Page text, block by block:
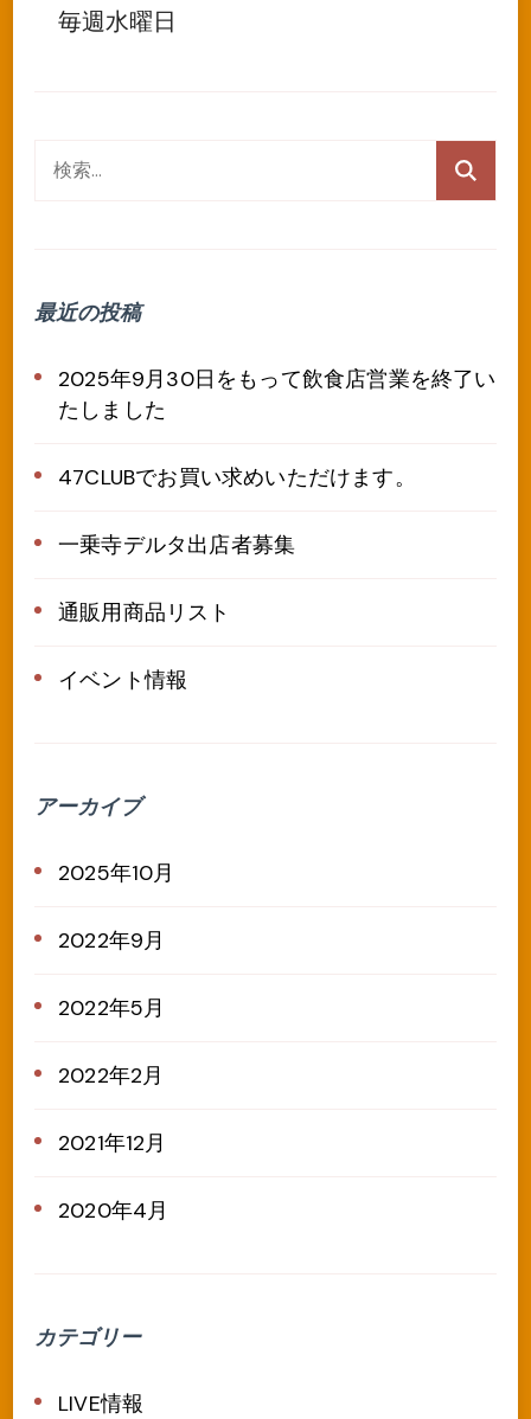
毎週水曜日
検
最近の投稿
2025年9月30日をもって飲食店営業を終了い
たしました
47CLUBでお買い求めいただけます。
一乗寺デルタ出店者募集
通販用商品リスト
イベント情報
アーカイブ
2025年10月
2022年9月
2022年5月
2022年2月
2021年12月
2020年4月
カテゴリー
LIVE情報